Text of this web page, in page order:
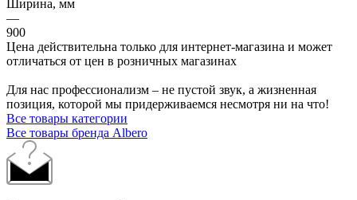
Ширина, мм
—
900
Цена действительна только для интернет-магазина и может
отличаться от цен в розничных магазинах
Для нас профессионализм – не пустой звук, а жизненная
позиция, которой мы придерживаемся несмотря ни на что!
Все товары категории
Все товары бренда Albero